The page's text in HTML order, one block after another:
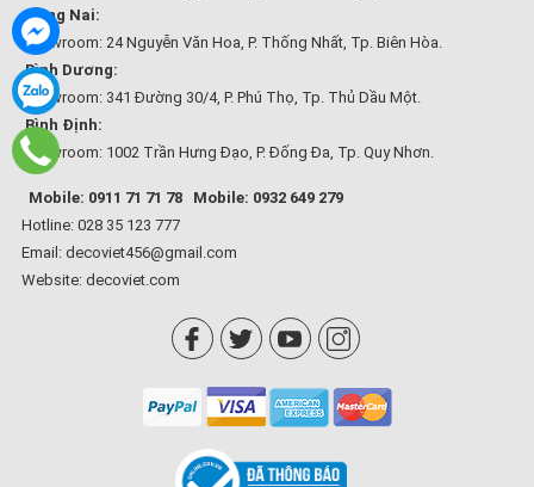
Đồng Nai:
Showroom: 24 Nguyễn Văn Hoa, P. Thống Nhất, Tp. Biên Hòa.
Bình Dương:
Showroom: 341 Đường 30/4, P. Phú Thọ, Tp. Thủ Dầu Một.
Bình Định:
Showroom: 1002 Trần Hưng Đạo, P. Đống Đa, Tp. Quy Nhơn.
Mobile: 0911 71 71 78
Mobile: 0932 649 279
Hotline: 028 35 123 777
Email: decoviet456@gmail.com
Website: decoviet.com